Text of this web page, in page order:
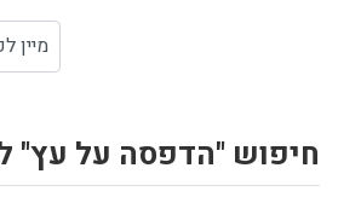
חיפוש "הדפסה על עץ"